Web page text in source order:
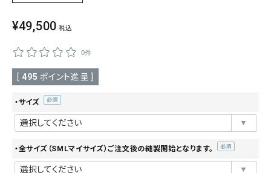
キモノ読ミモノ
ABOUT
INFORMATION
¥49,500 税込
0件
495 ポイント進呈 ]
・サイズ
須)
・全サイズ（SMLマイサイズ）ご注文後の縫製開始となります。